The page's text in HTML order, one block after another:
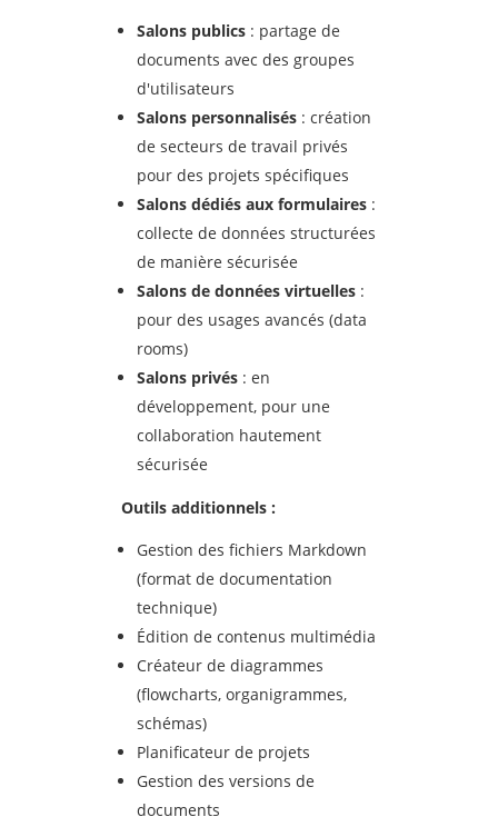
Salons publics : partage de
documents avec des groupes
d'utilisateurs
Salons personnalisés : création
de secteurs de travail privés
pour des projets spécifiques
Salons dédiés aux formulaires :
collecte de données structurées
de manière sécurisée
Salons de données virtuelles :
pour des usages avancés (data
rooms)
Salons privés : en
développement, pour une
collaboration hautement
sécurisée
Outils additionnels :
Gestion des fichiers Markdown
(format de documentation
technique)
Édition de contenus multimédia
Créateur de diagrammes
(flowcharts, organigrammes,
schémas)
Planificateur de projets
Gestion des versions de
documents